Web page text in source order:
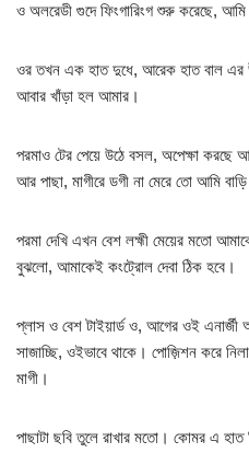
ও অলরেডী গুদে ফিংগারিংগ শুরু করেছে,
ওর তখন এক হাত দুধে, আরেক হাত বাল এর
আবার খাঁড়া হল আমার।
পরমাও টের পেয়ে উঠে বসল, অপেক্ষা
আর পাছা, মাগীরে ডগী না মেরে তো আমি
পরমা দেখি এখন বেশ লহ্মী মেয়ের মতো
বুঝলো, আমাকেই কংট্রোল দেবা ঠিক হবে।
প্লাস ও বেশ টাইয়ার্ড ও, আগের ওই
সাজাচ্ছি, ওইভাবে থাকে। পোজ়িশন করে
মাগী।
পাছাটা ছবি তুলে রাখার মতো। কোমর এ হাত